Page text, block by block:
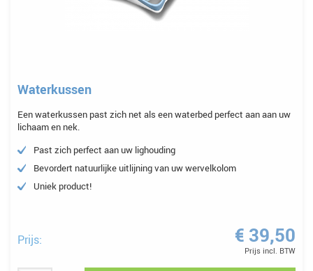
Waterkussen
Een waterkussen past zich net als een waterbed perfect aan aan uw
lichaam en nek.
Past zich perfect aan uw lighouding
Bevordert natuurlijke uitlijning van uw wervelkolom
Uniek product!
Prijs: € 39,50
Prijs incl. BTW